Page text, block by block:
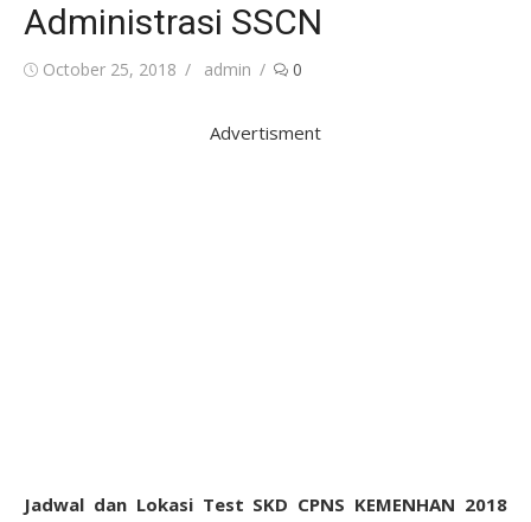
Administrasi SSCN
Posted
October 25, 2018 Author
admin 0
Advertisment
Jadwal dan Lokasi Test SKD CPNS KEMENHAN 2018